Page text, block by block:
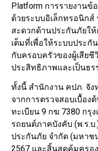
Platform การรายงาน
ด้วยระบบอิเล็กทรอนิก
สะดวกด้านประกันภัยใ
เต็มที่เพื่อให้ระบบประกั
กับครอบครัวของผู้เสียชี
ประสิทธิภาพและเป็นธร
ทั้งนี้ สำนักงาน คปภ. จั
จากการตรวจสอบเบื้อง
ทะเบียน 9 กฆ 7380 กรุ
รถยนต์ภาคบังคับ (พ.ร.
ประกันภัย จำกัด (มหาช
2567 และสิ้นสุดคุ้มครอ